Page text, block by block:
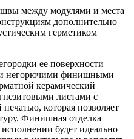
швы между модулями и места
дополнительно
герметиком
ее поверхности
негорючими финишными
керамический
листами с
которая позволяет
Финишная отделка
будет идеально